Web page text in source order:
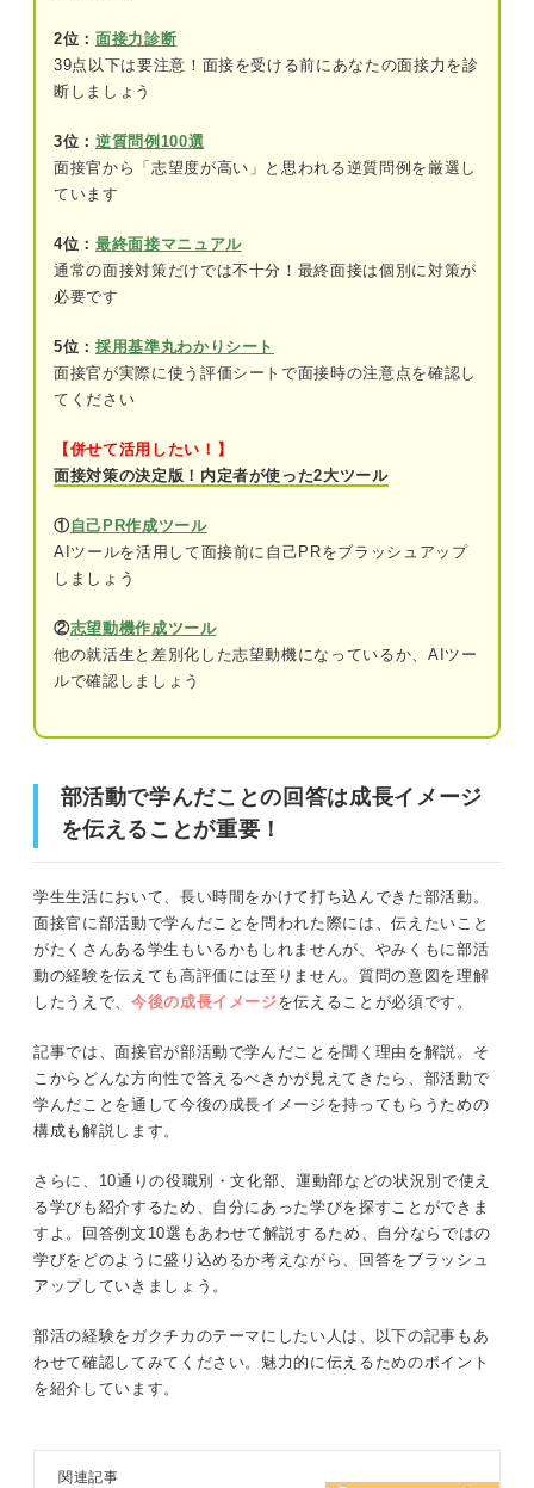
②結果に至るまでの過程を伝えることを意
③企業の求める人物像に合わせて学びを考
える
結論：部活動で何を学んだのか
担っていたのか
取り組み：課題に向けてどんな取り組みを
したのか
結果：どのような変化をもたらし学びを得
たのか
をどう活かすか
役職別の部活動での学び一覧
部長
主務
広報
渉外
トレーナー
学生連盟スタッフ
状況別の部活動での学び一覧
運動部
個人競技
2位： 面接力診断
39点以下は要注意！面接を受ける前にあなたの面接力を診
断しましょう
3位： 逆質問例100選
面接官から「志望度が高い」と思われる逆質問例を厳選し
ています
4位： 最終面接マニュアル
通常の面接対策だけでは不十分！最終面接は個別に対策が
必要です
5位： 採用基準丸わかりシート
面接官が実際に使う評価シートで面接時の注意点を確認し
てください
【併せて活用したい！】
面接対策の決定版！内定者が使った2大ツール
①自己PR作成ツール
AIツールを活用して面接前に自己PRをブラッシュアップ
しましょう
②志望動機作成ツール
他の就活生と差別化した志望動機になっているか、AIツー
ルで確認しましょう
部活動で学んだことの回答は成長イメージ
を伝えることが重要！
学生生活において、長い時間をかけて打ち込んできた部活動。
面接官に部活動で学んだことを問われた際には、伝えたいこと
がたくさんある学生もいるかもしれませんが、やみくもに部活
動の経験を伝えても高評価には至りません。質問の意図を理解
したうえで、 今後の成長イメージを伝えることが必須です。
記事では、面接官が部活動で学んだことを聞く理由を解説。そ
こからどんな方向性で答えるべきかが見えてきたら、部活動で
学んだことを通して今後の成長イメージを持ってもらうための
構成も解説します。
さらに、10通りの役職別・文化部、運動部などの状況別で使え
る学びも紹介するため、自分にあった学びを探すことができま
すよ。回答例文10選もあわせて解説するため、自分ならではの
学びをどのように盛り込めるか考えながら、回答をブラッシュ
アップしていきましょう。
部活の経験をガクチカのテーマにしたい人は、以下の記事もあ
わせて確認してみてください。魅力的に伝えるためのポイント
を紹介しています。
関連記事
部活動で学んだことの回答は成長イメージを伝えることが
重要！
①取り組みから学びを得られる人材か確認するため
②部活動での経験を企業でも活かせるか確認するため
部活動で学んだことを伝える際の3つのコツ
①目的意識を明確にする
②結果に至るまでの過程を伝えることを意識する
③企業の求める人物像に合わせて学びを考える
部活動で学んだことを伝える構成
結論：部活動で何を学んだのか
部活動の概要：どんな組織でどんな役割を担っていたのか
部活動で感じた課題：どんな課題があったのか
取り組み：課題に向けてどんな取り組みをしたのか
結果：どのような変化をもたらし学びを得たのか